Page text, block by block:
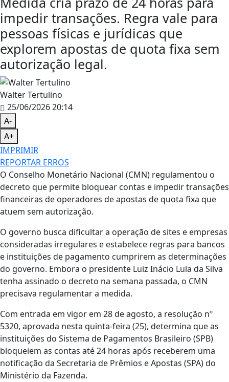
impedir transações. Regra vale para
pessoas físicas e jurídicas que
explorem apostas de quota fixa sem
autorização legal.
Walter Tertulino
25/06/2026 20:14
A-
A+
IMPRIMIR
REPORTAR ERROS
O Conselho Monetário Nacional (CMN) regulamentou o
decreto que permite bloquear contas e impedir transações
financeiras de operadores de apostas de quota fixa que
atuem sem autorização.
O governo busca dificultar a operação de sites e empresas
consideradas irregulares e estabelece regras para bancos
e instituições de pagamento cumprirem as determinações
do governo. Embora o presidente Luiz Inácio Lula da Silva
tenha assinado o decreto na semana passada, o CMN
precisava regulamentar a medida.
Com entrada em vigor em 28 de agosto, a resolução nº
5320, aprovada nesta quinta-feira (25), determina que as
instituições do Sistema de Pagamentos Brasileiro (SPB)
bloqueiem as contas até 24 horas após receberem uma
notificação da Secretaria de Prêmios e Apostas (SPA) do
Ministério da Fazenda.